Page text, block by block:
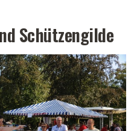
Schützengilde